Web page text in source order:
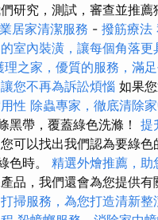
研究，測試，審查並推薦
居家清潔服務 - 撥筋療法
室內裝潢，讓每個角落更
理之家，優質的服務，滿
您不再為訴訟煩惱 如果
性 除蟲專家，徹底清除
黑帶，覆蓋綠色洗滌！ 提
可以找出我們認為要綠
色時。 精選外燴推薦，助
品，我們還會為您提供
打掃服務，為您打造清新整